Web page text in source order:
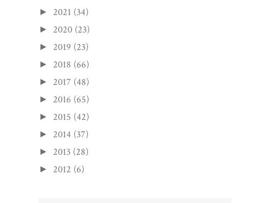
► 2021 (34)
► 2020 (23)
► 2019 (23)
► 2018 (66)
► 2017 (48)
► 2016 (65)
► 2015 (42)
► 2014 (37)
► 2013 (28)
► 2012 (6)